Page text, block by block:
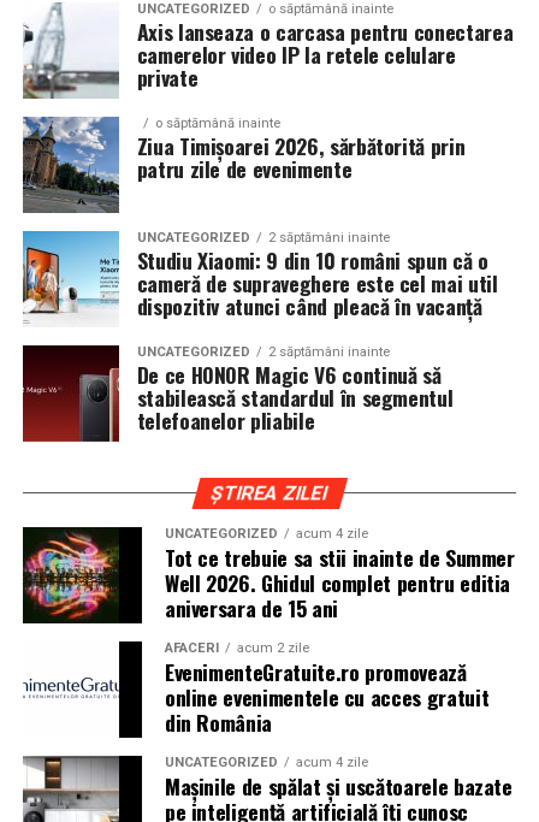
In acest context, anvelopele alese trebuie sa ofere un
echilibru intre aspect si functionalitate. Multi pasionati
opteaza pentru anvelope care arata bine la show, dar
care pot fi folosite si in conditii reale de trafic,
indiferent de vreme sau sezon.
De ce conteaza tipul de anvelopa la evenimentele din
Cluj
Clujul este un oras in care vremea poate fi imprevizibila,
iar drumurile din imprejurimi includ atat zone urbane,
cat si trasee montane sau colinare. O masina pregatita
de show trebuie sa ajunga la eveniment in siguranta si
fara probleme, indiferent de conditiile de drum.
Din acest motiv, tipul de anvelopa ales devine extrem de
important. Anvelopele care ofera aderenta constanta,
stabilitate si un aspect echilibrat sunt preferate de cei
care nu doresc sa transforme masina intr-un obiect
static. In acest sens, alegerea unoranvelope all season
175 65 r14poate fi potrivita pentru multe proiecte
prezente la evenimentele locale, in special pentru
masinile compacte sau clasice.
Pozitia masinii si rolul anvelopelor
La un show auto, pozitia masinii este analizata atent.
Cat de jos sta masina, cum se aliniaza roata cu aripa si ce
impact vizual are ansamblul sunt detalii care pot face
UNCATEGORIZED o săptămână inainte
Axis lanseaza o carcasa pentru conectarea
camerelor video IP la retele celulare
private
o săptămână inainte
Ziua Timișoarei 2026, sărbătorită prin
patru zile de evenimente
UNCATEGORIZED 2 săptămâni inainte
Studiu Xiaomi: 9 din 10 români spun că o
cameră de supraveghere este cel mai util
dispozitiv atunci când pleacă în vacanță
UNCATEGORIZED 2 săptămâni inainte
De ce HONOR Magic V6 continuă să
stabilească standardul în segmentul
telefoanelor pliabile
ȘTIREA ZILEI
UNCATEGORIZED acum 4 zile
Tot ce trebuie sa stii inainte de Summer
Well 2026. Ghidul complet pentru editia
aniversara de 15 ani
AFACERI acum 2 zile
EvenimenteGratuite.ro promovează
online evenimentele cu acces gratuit
din România
UNCATEGORIZED acum 4 zile
Mașinile de spălat și uscătoarele bazate
pe inteligență artificială îți cunosc